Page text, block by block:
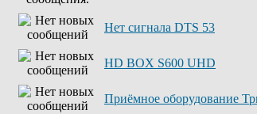
Нет сигнала DTS 53
HD BOX S600 UHD
Приёмное оборудование